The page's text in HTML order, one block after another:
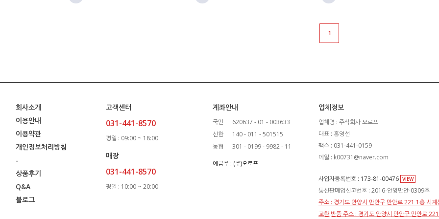
1
회사소개
이용안내
이용약관
개인정보처리방침
-
상품후기
Q&A
블로그
고객센터
031-441-8570
평일 : 09:00 ~ 18:00
매장
031-441-8570
평일 : 10:00 ~ 20:00
계좌안내
국민
620637 - 01 - 003633
신한
140 - 011 - 501515
농협
301 - 0199 - 9982 - 11
예금주 : (주)오로프
업체정보
업체명 : 주식회사 오로프
대표 : 홍영선
팩스 : 031-441-0159
메일 : k00731@naver.com
사업자등록번호 : 173-81-00476 VIEW
통신판매업신고번호 : 2016-안양만안-0309호
주소 : 경기도 안양시 만안구 만안로 221 1층 시계
교환,반품 주소 : 경기도 안양시 만안구 만안로